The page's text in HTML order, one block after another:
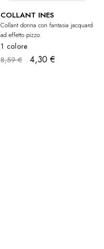
COLLANT INES
Collant donna con fantasia jacquard
ad effetto pizzo.
1 colore
8,59 €
4,30 €